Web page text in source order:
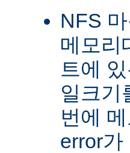
NFS
메모리
트에
일크기
번에
error가